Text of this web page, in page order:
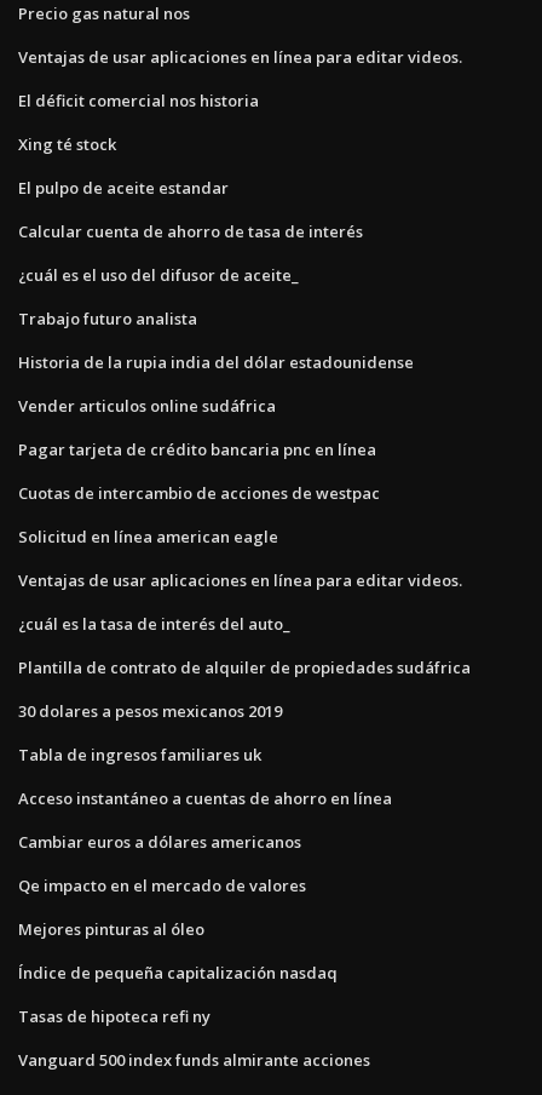
Precio gas natural nos
Ventajas de usar aplicaciones en línea para editar videos.
El déficit comercial nos historia
Xing té stock
El pulpo de aceite estandar
Calcular cuenta de ahorro de tasa de interés
¿cuál es el uso del difusor de aceite_
Trabajo futuro analista
Historia de la rupia india del dólar estadounidense
Vender articulos online sudáfrica
Pagar tarjeta de crédito bancaria pnc en línea
Cuotas de intercambio de acciones de westpac
Solicitud en línea american eagle
Ventajas de usar aplicaciones en línea para editar videos.
¿cuál es la tasa de interés del auto_
Plantilla de contrato de alquiler de propiedades sudáfrica
30 dolares a pesos mexicanos 2019
Tabla de ingresos familiares uk
Acceso instantáneo a cuentas de ahorro en línea
Cambiar euros a dólares americanos
Qe impacto en el mercado de valores
Mejores pinturas al óleo
Índice de pequeña capitalización nasdaq
Tasas de hipoteca refi ny
Vanguard 500 index funds almirante acciones